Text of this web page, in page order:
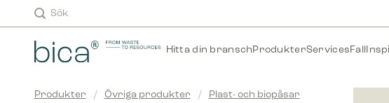
to
content
Sök
Hitta din branschProdukterServicesFall
Produkter / Övriga produkter / Plast- och biopåsar